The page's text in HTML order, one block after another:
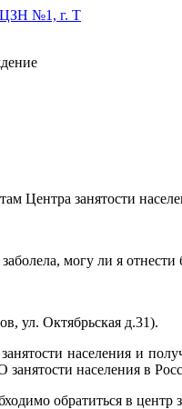
Центра занятости
могу ли я
ул. Октябрьская д.31).
населения и
населения в
обратиться в центр